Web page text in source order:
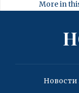
More in
Новости